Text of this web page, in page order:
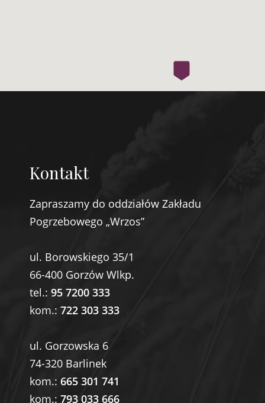
Kontakt
Zapraszamy do oddziałów Zakładu
Pogrzebowego „Wrzos”
ul. Borowskiego 35/1
66-400 Gorzów Wlkp.
tel.: 95 7200 333
kom.: 722 303 333
ul. Gorzowska 6
74-320 Barlinek
kom.: 665 301 741
kom.: 793 033 666